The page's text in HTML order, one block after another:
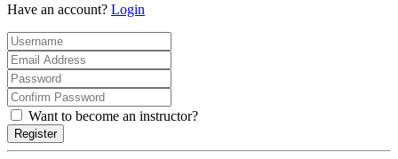
Have an account? Login
Want to become an instructor?
Register